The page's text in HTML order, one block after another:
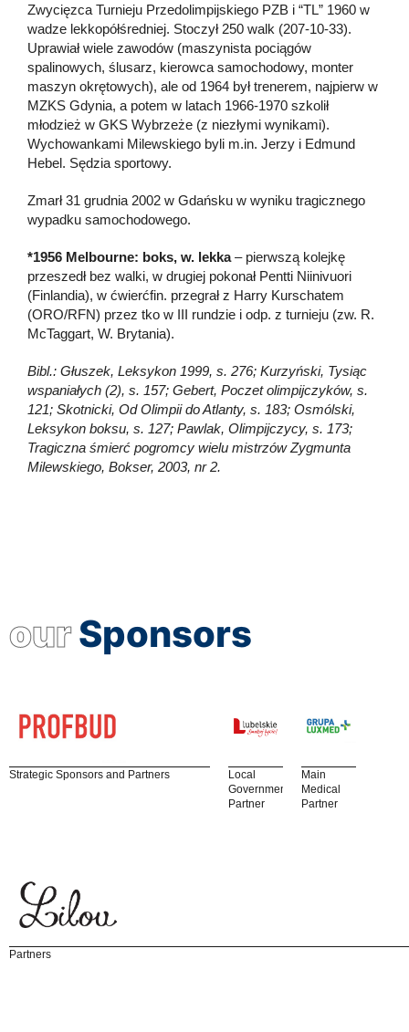
Zwycięzca Turnieju Przedolimpijskiego PZB i “TL” 1960 w
wadze lekkopółśredniej. Stoczył 250 walk (207-10-33).
Uprawiał wiele zawodów (maszynista pociągów
spalinowych, ślusarz, kierowca samochodowy, monter
maszyn okrętowych), ale od 1964 był trenerem, najpierw w
MZKS Gdynia, a potem w latach 1966-1970 szkolił
młodzież w GKS Wybrzeże (z niezłymi wynikami).
Wychowankami Milewskiego byli m.in. Jerzy i Edmund
Hebel. Sędzia sportowy.
Zmarł 31 grudnia 2002 w Gdańsku w wyniku tragicznego
wypadku samochodowego.
*1956 Melbourne: boks, w. lekka– pierwszą kolejkę
przeszedł bez walki, w drugiej pokonał Pentti Niinivuori
(Finlandia), w ćwierćfin. przegrał z Harry Kurschatem
(ORO/RFN) przez tko w III rundzie i odp. z turnieju (zw. R.
McTaggart, W. Brytania).
Bibl.: Głuszek, Leksykon 1999, s. 276; Kurzyński, Tysiąc
wspaniałych (2), s. 157; Gebert, Poczet olimpijczyków, s.
121; Skotnicki, Od Olimpii do Atlanty, s. 183; Osmólski,
Leksykon boksu, s. 127; Pawlak, Olimpijczycy, s. 173;
Tragiczna śmierć pogromcy wielu mistrzów Zygmunta
Milewskiego, Bokser, 2003, nr 2.
ourSponsors
Strategic Sponsors and Partners
Local
Government
Partner
Main
Medical
Partner
Partners